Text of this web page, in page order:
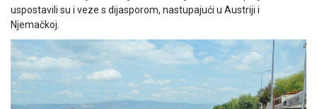
uspostavili su i veze s dijasporom, nastupajući u Austriji i
Njemačkoj.